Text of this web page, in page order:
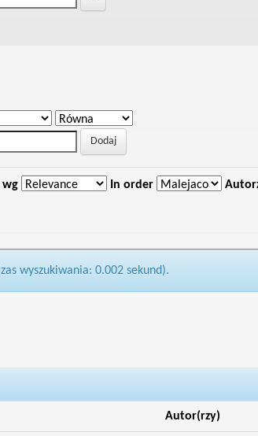
wg In order
wyszukiwania: 0.002 sekund).
Autor(rzy)